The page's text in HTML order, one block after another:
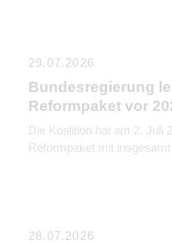
29.07.2026
Bundesregierung
Reformpaket vor
Die Koalition hat am 2. Juli
Reformpaket mit
28.07.2026